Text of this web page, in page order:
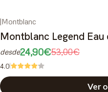
|Montblanc
Montblanc Legend
desde24,90€53,00€
4.0
Ver